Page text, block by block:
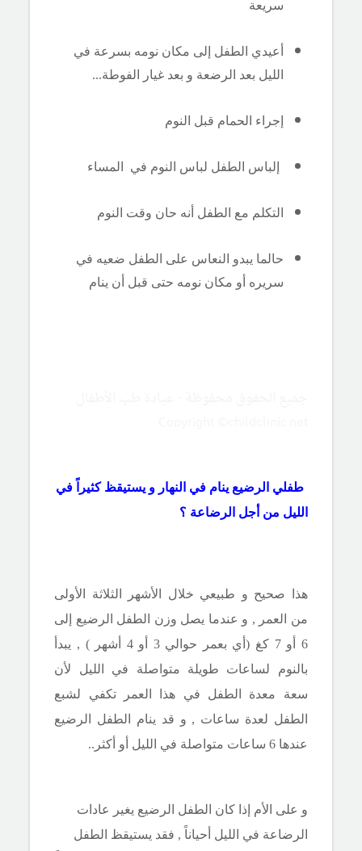
سريعة
أعيدي الطفل إلى مكان نومه بسرعة في
الليل بعد الرضعة و بعد غيار الفوطة...
إجراء الحمام قبل النوم
إلباس الطفل لباس النوم في المساء
التكلم مع الطفل أنه حان وقت النوم
حالما يبدو النعاس على الطفل ضعيه في
سريره أو مكان نومه حتى قبل أن ينام
طفلي الرضيع ينام في النهار و يستيقظ كثيراً في
الليل من أجل الرضاعة ؟
هذا صحيح و طبيعي خلال الأشهر الثلاثة الأولى
من العمر , و عندما يصل وزن الطفل الرضيع إلى
6 أو 7 كغ (أي بعمر حوالي 3 أو 4 أشهر ) , يبدأ
بالنوم لساعات طويلة متواصلة في الليل لأن
سعة معدة الطفل في هذا العمر تكفي لشبع
الطفل لعدة ساعات , و قد ينام الطفل الرضيع
عندها 6 ساعات متواصلة في الليل أو أكثر..
و على الأم إذا كان الطفل الرضيع يغير عادات
الرضاعة في الليل أحياناً , فقد يستيقظ الطفل